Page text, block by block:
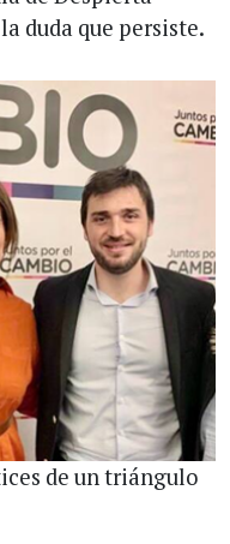
duda que persiste.
de un triángulo